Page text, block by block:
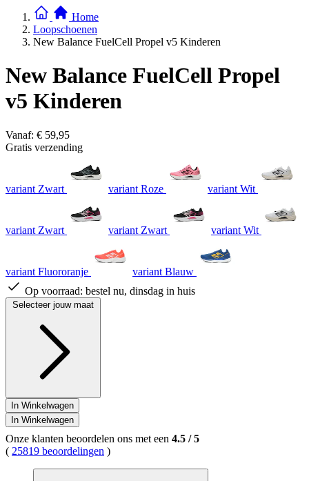
Home
Loopschoenen
New Balance FuelCell Propel v5 Kinderen
New Balance FuelCell Propel
v5 Kinderen
Vanaf: € 59,95
Gratis verzending
variant Zwart variant Roze variant Wit
variant Zwart variant Zwart variant Wit
variant Fluororanje
variant Blauw
Op voorraad: bestel nu, dinsdag in huis
Selecteer jouw maat
In Winkelwagen
In Winkelwagen
Onze klanten beoordelen ons met een 4.5 /5
( 25819 beoordelingen )